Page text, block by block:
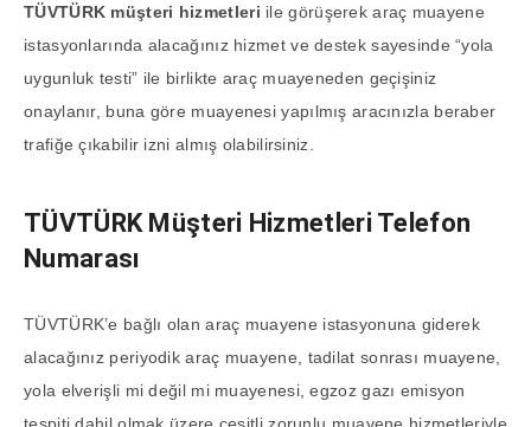
TÜVTÜRK müşteri hizmetleri ile görüşerek araç muayene
istasyonlarında alacağınız hizmet ve destek sayesinde “yola
uygunluk testi” ile birlikte araç muayeneden geçişiniz
onaylanır, buna göre muayenesi yapılmış aracınızla beraber
trafiğe çıkabilir izni almış olabilirsiniz.
TÜVTÜRK Müşteri Hizmetleri Telefon
Numarası
TÜVTÜRK’e bağlı olan araç muayene istasyonuna giderek
alacağınız periyodik araç muayene, tadilat sonrası muayene,
yola elverişli mi değil mi muayenesi, egzoz gazı emisyon